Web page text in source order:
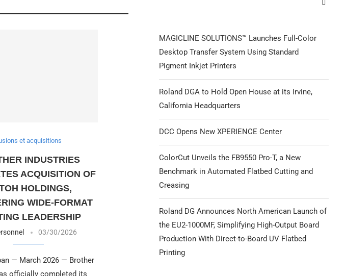
et acquisitions
INDUSTRIES
ACQUISITION OF
HOLDINGS,
WIDE-FORMAT
LEADERSHIP
03/30/2026
— March 2026 — Brother
officially completed its
MAGICLINE SOLUTIONS™ Launches Full-Color
Desktop Transfer System Using Standard
Pigment Inkjet Printers
Roland DGA to Hold Open House at its Irvine,
California Headquarters
DCC Opens New XPERIENCE Center
ColorCut Unveils the FB9550 Pro-T, a New
Benchmark in Automated Flatbed Cutting and
Creasing
Roland DG Announces North American Launch of
the EU2-1000MF, Simplifying High-Output Board
Production With Direct-to-Board UV Flatbed
Printing